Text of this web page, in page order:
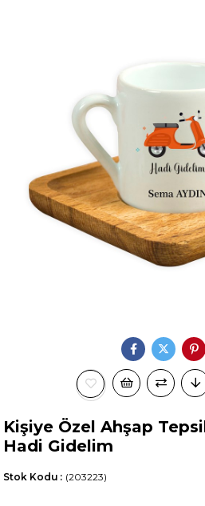
Kişiye Özel Ahşap
Hadi Gidelim
(203223)
Stok Kodu